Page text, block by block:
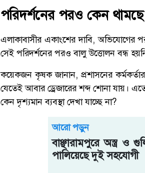
পরিদর্শনের পরও কেন থামছে
এলাকাবাসীর একাংশের দাবি, অভিযোগের পর
সেই পরিদর্শনের পরও বালু উত্তোলন বন্ধ
কয়েকজন কৃষক জানান, প্রশাসনের
যেতেই আবার ড্রেজারের শব্দ শোনা যায়।
কেন দৃশ্যমান ব্যবস্থা দেখা যাচ্ছে না?
আরো পড়ুন
বাঞ্ছারামপুরে অস্ত্র ও
পালিয়েছে দুই সহযোগী